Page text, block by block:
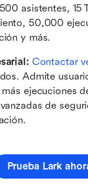
asistentes, 15
50,000
y más.
Contactar
Admite
ejecuciones
de
Prueba Lark